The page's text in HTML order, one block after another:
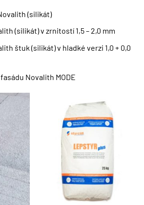
(silikát)
(silikát) v zrnitostí 1,5 – 2,0 mm
štuk (silikát) v hladké verzi 1,0 + 0,0
Novalith MODE